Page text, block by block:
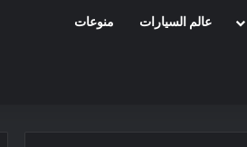
عالم السيارات منوعات